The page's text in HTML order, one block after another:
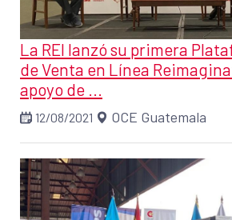
La REI lanzó su primera
de Venta en Línea
apoyo de ...
12/08/2021 OCE Guatemala